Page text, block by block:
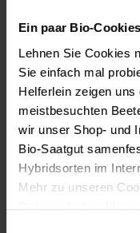
Ein paar Bio-
Lehnen Sie Cookies
Sie einfach mal
Helferlein zeigen
meistbesuchten
wir unser Shop- und
Bio-Saatgut
Hybridsorten im
Mehr zu unseren
Gemüse
Artischocke
Asia-Salate
Aubergine